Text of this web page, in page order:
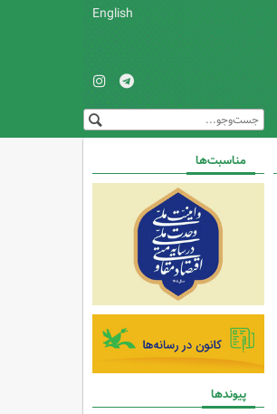
English
مناسبت‌ها
پیوندها